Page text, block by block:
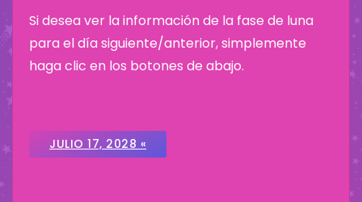
Si desea ver la información de la fase de luna
para el día siguiente/anterior, simplemente
haga clic en los botones de abajo.
JULIO 17, 2028 «